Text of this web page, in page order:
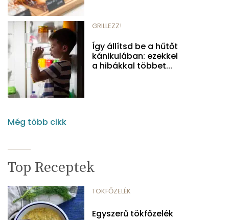
GRILLEZZ!
Így állítsd be a hűtőt
kánikulában: ezekkel
a hibákkal többet...
Még több cikk
Top Receptek
TÖKFŐZELÉK
Egyszerű tökfőzelék